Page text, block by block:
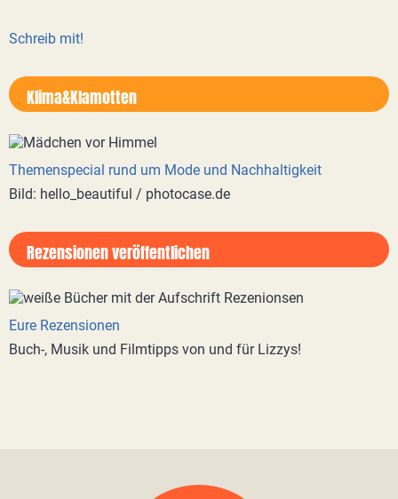
Schreib mit!
Klima&Klamotten
Themenspecial rund um Mode und Nachhaltigkeit
Bild: hello_beautiful / photocase.de
Rezensionen veröffentlichen
Eure Rezensionen
Buch-, Musik und Filmtipps von und für Lizzys!